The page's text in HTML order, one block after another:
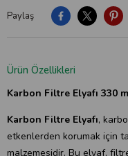
Paylaş
Ürün Özellikleri
Karbon Filtre Elyafı 330
Karbon Filtre Elyafı,
etkenlerden korumak için
malzemesidir. Bu elyaf,